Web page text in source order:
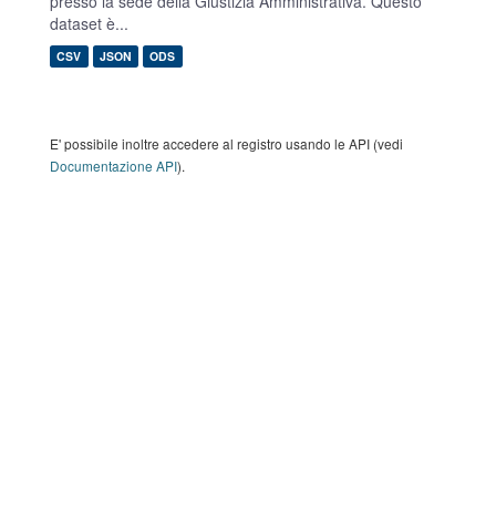
dataset è...
CSV JSON ODS
E' possibile inoltre accedere al registro usando le API (vedi
Documentazione API).